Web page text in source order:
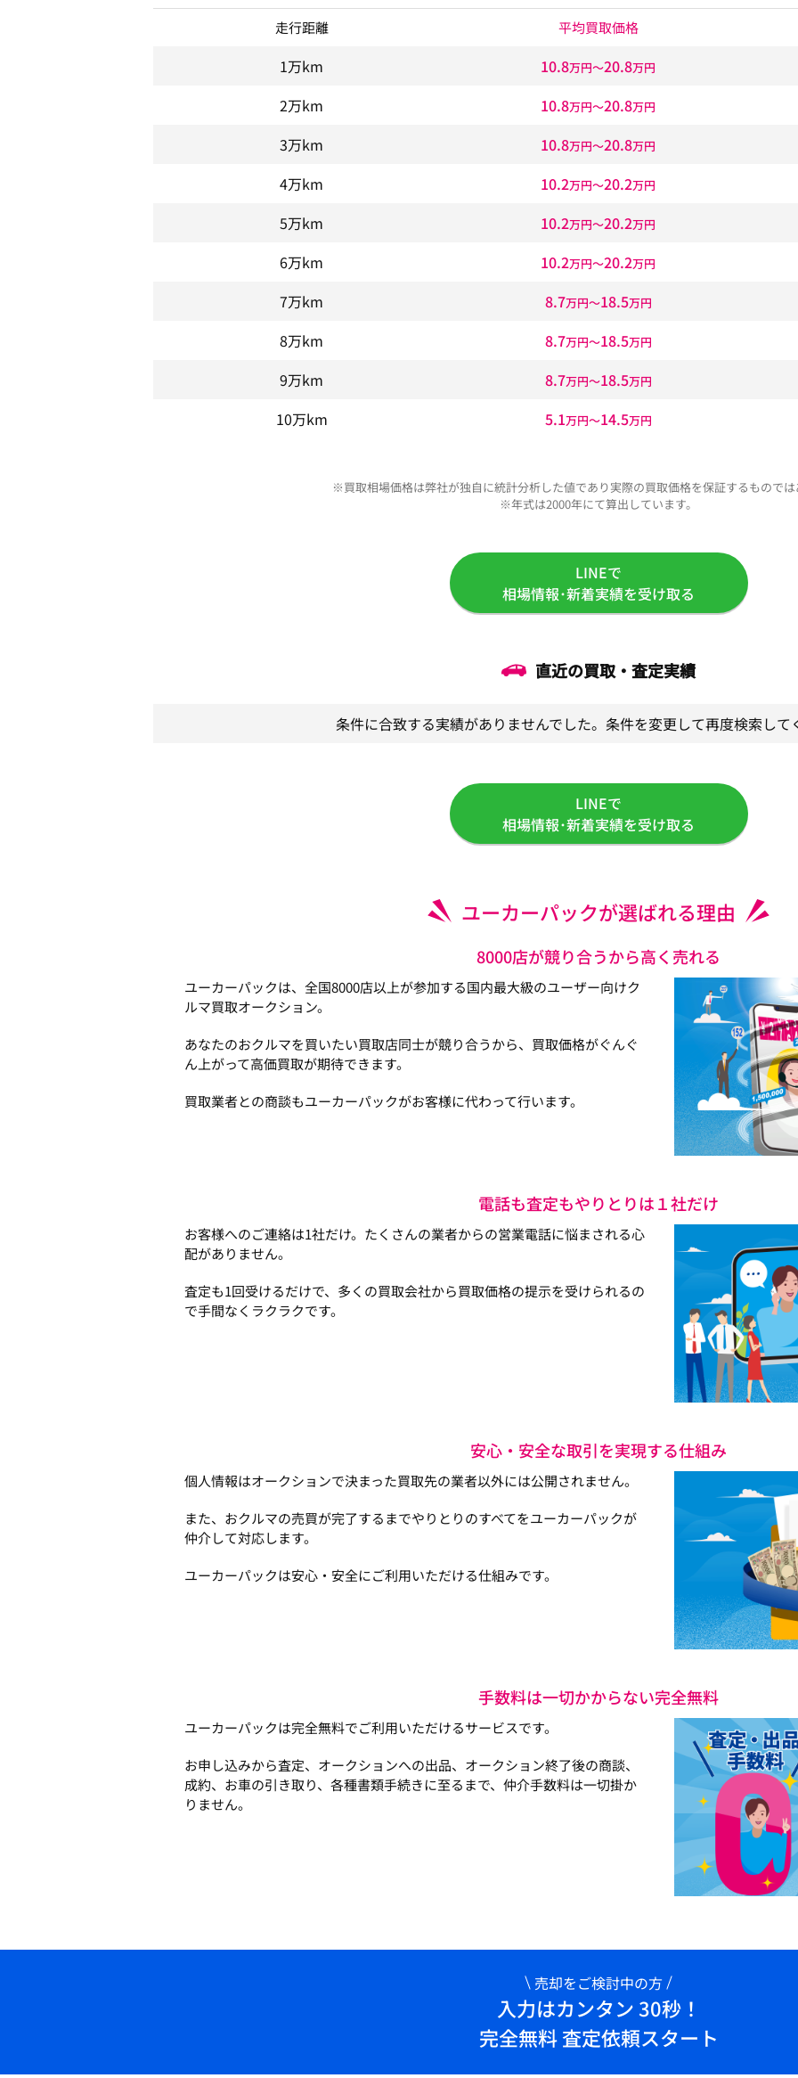
走行距離 平均買取価格
1万km 10.8万円〜20.8万円
2万km 10.8万円〜20.8万円
3万km 10.8万円〜20.8万円
4万km 10.2万円〜20.2万円
5万km 10.2万円〜20.2万円
6万km 10.2万円〜20.2万円
7万km 8.7万円〜18.5万円
8万km 8.7万円〜18.5万円
9万km 8.7万円〜18.5万円
10万km 5.1万円〜14.5万円
※買取相場価格は弊社が独自に統計分析した値であり実際の買取価格を保証するものでは
※年式は2000年にて算出しています。
LINEで
相場情報･新着実績を受け取る
直近の買取・査定実績
条件に合致する実績がありませんでした。条件を変更して再度検索して
LINEで
相場情報･新着実績を受け取る
ユーカーパックが選ばれる理由
8000店が競り合うから高く売れる
ユーカーパックは、全国8000店以上が参加する国内最大級のユーザー向けク
ルマ買取オークション。
あなたのおクルマを買いたい買取店同士が競り合うから、買取価格がぐんぐ
ん上がって高価買取が期待できます。
買取業者との商談もユーカーパックがお客様に代わって行います。
電話も査定もやりとりは１社だけ
お客様へのご連絡は1社だけ。たくさんの業者からの営業電話に悩まされる心
配がありません。
査定も1回受けるだけで、多くの買取会社から買取価格の提示を受けられるの
で手間なくラクラクです。
安心・安全な取引を実現する仕組み
個人情報はオークションで決まった買取先の業者以外には公開されません。
また、おクルマの売買が完了するまでやりとりのすべてをユーカーパックが
仲介して対応します。
ユーカーパックは安心・安全にご利用いただける仕組みです。
手数料は一切かからない完全無料
ユーカーパックは完全無料でご利用いただけるサービスです。
お申し込みから査定、オークションへの出品、オークション終了後の商談、
成約、お車の引き取り、各種書類手続きに至るまで、仲介手数料は一切掛か
りません。
売却をご検討中の方
入力はカンタン 30秒！
完全無料 査定依頼スタート